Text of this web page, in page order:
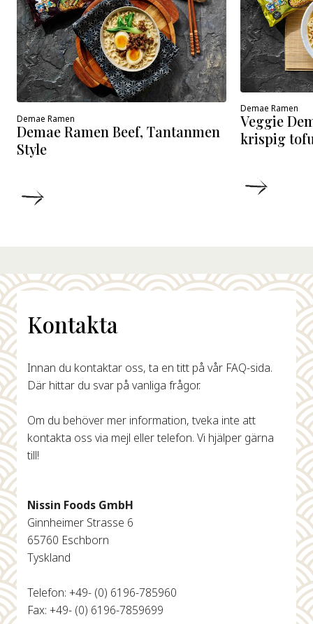
Demae Ramen
Demae Ramen Beef, Tantanmen
Style
Demae Ramen
Veggie
krispig
Kontakta
Innan du kontaktar oss, ta en titt på vår FAQ-sida.
Där hittar du svar på vanliga frågor.
Om du behöver mer information, tveka inte att
kontakta oss via mejl eller telefon. Vi hjälper gärna
till!
Nissin Foods GmbH
Ginnheimer Strasse 6
65760 Eschborn
Tyskland
Telefon: +49- (0) 6196-785960
Fax: +49- (0) 6196-7859699